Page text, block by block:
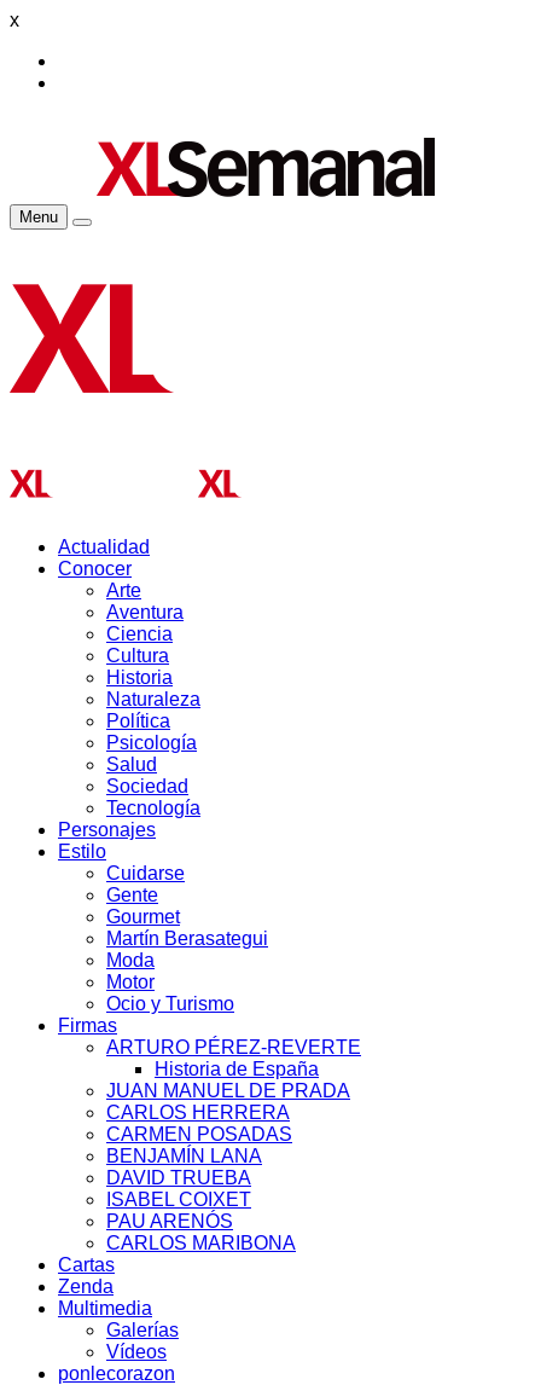
x
Menu
Actualidad
Conocer
Arte
Aventura
Ciencia
Cultura
Historia
Naturaleza
Política
Psicología
Salud
Sociedad
Tecnología
Personajes
Estilo
Cuidarse
Gente
Gourmet
Martín Berasategui
Moda
Motor
Ocio y Turismo
Firmas
ARTURO PÉREZ-REVERTE
Historia de España
JUAN MANUEL DE PRADA
CARLOS HERRERA
CARMEN POSADAS
BENJAMÍN LANA
DAVID TRUEBA
ISABEL COIXET
PAU ARENÓS
CARLOS MARIBONA
Cartas
Zenda
Multimedia
Galerías
Vídeos
ponlecorazon